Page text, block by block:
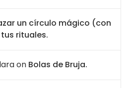
un círculo mágico (con
rituales.
on Bolas de Bruja.